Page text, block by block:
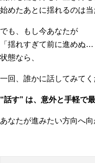
始めたあとに揺れるのは当
でも、もし今あなたが
「揺れすぎて前に進めぬ…
状態なら、
一回、誰かに話してみてく
“話す” は、意外と手軽で
あなたが進みたい方向へ